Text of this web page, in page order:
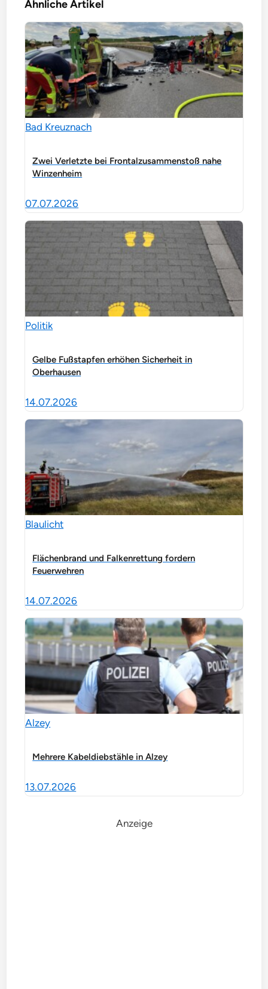
Ähnliche Artikel
Bad Kreuznach
Zwei Verletzte bei Frontalzusammenstoß nahe
Winzenheim
07.07.2026
Politik
Gelbe Fußstapfen erhöhen Sicherheit in
Oberhausen
14.07.2026
Blaulicht
Flächenbrand und Falkenrettung fordern
Feuerwehren
14.07.2026
Alzey
Mehrere Kabeldiebstähle in Alzey
13.07.2026
Anzeige